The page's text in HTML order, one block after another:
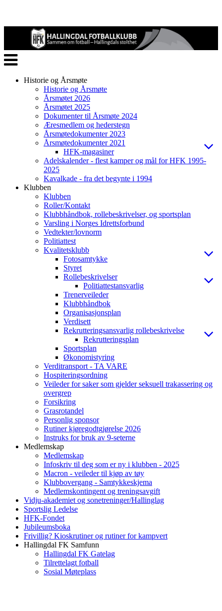
Veksle
navigasjon
Historie og Årsmøte
Historie og Årsmøte
Årsmøtet 2026
Årsmøtet 2025
Dokumenter til Årsmøte 2024
Æresmedlem og hederstegn
Årsmøtedokumenter 2023
Årsmøtedokumenter 2021
HFK-magasiner
Adelskalender - flest kamper og mål for HFK 1995-
2025
Kavalkade - fra det begynte i 1994
Klubben
Klubben
Roller/Kontakt
Klubbhåndbok, rollebeskrivelser, og sportsplan
Varsling i Norges Idrettsforbund
Vedtekter/lovnorm
Politiattest
Kvalitetsklubb
Fotosamtykke
Styret
Rollebeskrivelser
Politiattestansvarlig
Trenerveileder
Klubbhåndbok
Organisasjonsplan
Verdisett
Rekrutteringsansvarlig rollebeskrivelse
Rekrutteringsplan
Sportsplan
Økonomistyring
Verditransport - TA VARE
Hospiteringsordning
Veileder for saker som gjelder seksuell trakassering og
overgrep
Forsikring
Grasrotandel
Personlig sponsor
Rutiner kjøregodtgjørelse 2026
Instruks for bruk av 9-seterne
Medlemskap
Medlemskap
Infoskriv til deg som er ny i klubben - 2025
Macron - veileder til kjøp av tøy
Klubbovergang - Samtykkeskjema
Medlemskontingent og treningsavgift
Vidju-akademiet og sonetreninger/Hallinglag
Sportslig Ledelse
HFK-Fondet
Jubileumsboka
Frivillig? Kioskrutiner og rutiner for kampvert
Hallingdal FK Samfunn
Hallingdal FK Gatelag
Tilrettelagt fotball
Sosial Møteplass